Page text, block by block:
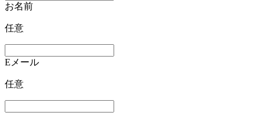
お名前
任意
Eメール
任意